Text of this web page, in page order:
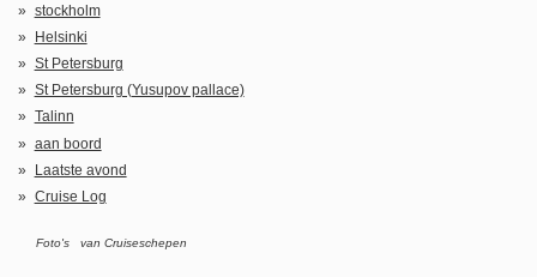
stockholm
Helsinki
St Petersburg
St Petersburg (Yusupov pallace)
Talinn
aan boord
Laatste avond
Cruise Log
Foto's van Cruiseschepen